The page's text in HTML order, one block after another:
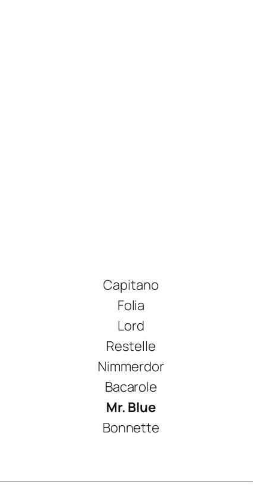
Capitano
Folia
Lord
Restelle
Nimmerdor
Bacarole
Mr. Blue
Bonnette